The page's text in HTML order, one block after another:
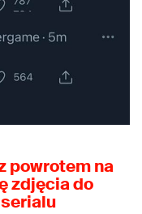
powrotem na
zdjęcia do